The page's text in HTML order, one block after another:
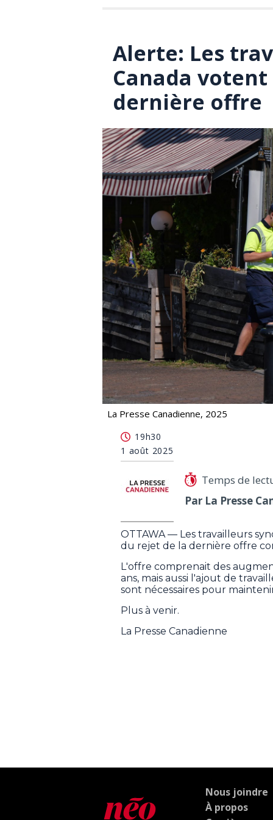
Alerte: Les
Canada
dernière offre
La Presse Canadienne, 2025
19h30
1 août 2025
Temps de
Par La Presse
OTTAWA — Les travailleurs
du rejet de la dernière offre
L'offre comprenait des
ans, mais aussi l'ajout de
sont nécessaires pour
Plus à venir.
La Presse Canadienne
Nous joindre
À propos